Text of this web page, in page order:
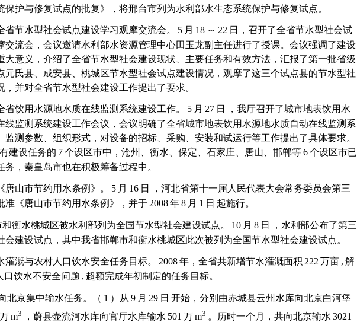
保护与修复试点的批复》，将邢台市列为水利部水生态系统保护与修复试点。
省节水型社会试点建设学习观摩交流会。 5 月 18 ～ 22 日，召开了全省节水型社会试
交流会，会议邀请水利部水资源管理中心田玉龙副主任进行了授课。会议强调了建设
大意义，介绍了全省节水型社会建设现状、主要任务和有效方法，汇报了第一批省级
元氏县、成安县、桃城区节水型社会试点建设情况，观摩了这三个试点县的节水型社
，并对全省节水型社会建设工作提出了要求。
省饮用水源地水质在线监测系统建设工作。 5 月 27 日
，我厅召开了城市地表饮用水
线监测系统建设工作会议，会议明确了全省城市地表饮用水源地水质自动在线监测系
监测参数、组织形式，对设备的招标、采购、安装和试运行等工作提出了具体要求。
建设任务的 7个设区市中，沧州、衡水、保定、石家庄、唐山、邯郸等6个设区市已
务，秦皇岛市也在积极筹备过程中。
唐山市节约用水条例》。 5 月 16 日
，河北省第十一届人民代表大会常务委员会第三
准《唐山市节约用水条例》，并于 2008年8 月 1 日 起施行。
和衡水桃城区被水利部列为全国节水型社会建设试点。 10 月 8 日
，水利部公布了第三
会建设试点，其中我省邯郸市和衡水桃城区此次被列为全国节水型社会建设试点。
灌溉与农村人口饮水安全任务目标。 2008年，全省共新增节水灌溉面积 222 万亩 , 解
口饮水不安全问题 , 超额完成年初制定的任务目标。
北京集中输水任务。（ 1 ）从 9 月 29 日 开始，分别由赤城县云州水库向北京白河堡
万m3 ，蔚县壶流河水库向官厅水库输水 501 万m3 。历时一个月，共向北京输水 3021